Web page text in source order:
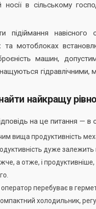
носії в сільському
підіймання
та мотоблоках
машин,
найкращу
на це питання — в
вища продуктивність
дуже залежить
а отже, і
перебуває в
холодильник,